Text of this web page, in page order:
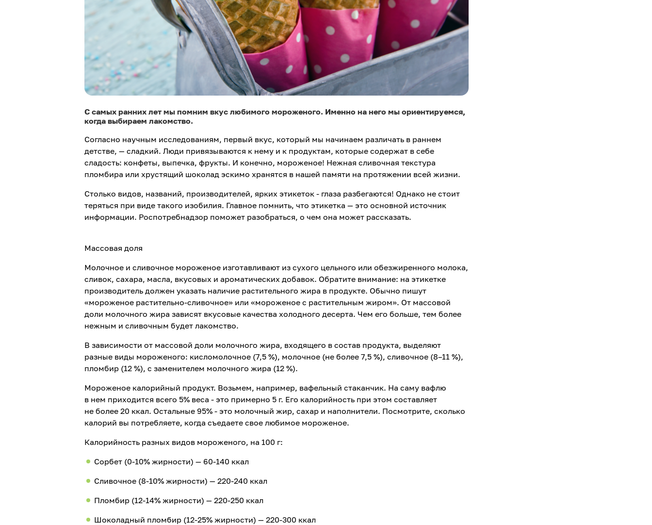
С самых ранних лет мы помним вкус любимого мороженого. Именно на него мы ориентируемся,
когда выбираем лакомство.
Согласно научным исследованиям, первый вкус, который мы начинаем различать в раннем
детстве, — сладкий. Люди привязываются к нему и к продуктам, которые содержат в себе
сладость: конфеты, выпечка, фрукты. И конечно, мороженое! Нежная сливочная текстура
пломбира или хрустящий шоколад эскимо хранятся в нашей памяти на протяжении всей жизни.
Столько видов, названий, производителей, ярких этикеток - глаза разбегаются! Однако не стоит
теряться при виде такого изобилия. Главное помнить, что этикетка — это основной источник
информации. Роспотребнадзор поможет разобраться, о чем она может рассказать.
Массовая доля
Молочное и сливочное мороженое изготавливают из сухого цельного или обезжиренного молока,
сливок, сахара, масла, вкусовых и ароматических добавок. Обратите внимание: на этикетке
производитель должен указать наличие растительного жира в продукте. Обычно пишут
«мороженое растительно-сливочное» или «мороженое с растительным жиром». От массовой
доли молочного жира зависят вкусовые качества холодного десерта. Чем его больше, тем более
нежным и сливочным будет лакомство.
В зависимости от массовой доли молочного жира, входящего в состав продукта, выделяют
разные виды мороженого: кисломолочное (7,5 %), молочное (не более 7,5 %), сливочное (8–11 %),
пломбир (12 %), с заменителем молочного жира (12 %).
Мороженое калорийный продукт. Возьмем, например, вафельный стаканчик. На саму вафлю
в нем приходится всего 5% веса - это примерно 5 г. Его калорийность при этом составляет
не более 20 ккал. Остальные 95% - это молочный жир, сахар и наполнители. Посмотрите, сколько
калорий вы потребляете, когда съедаете свое любимое мороженое.
Калорийность разных видов мороженого, на 100 г:
Сорбет (0-10% жирности) — 60-140 ккал
Сливочное (8-10% жирности) — 220-240 ккал
Пломбир (12-14% жирности) — 220-250 ккал
Шоколадный пломбир (12-25% жирности) — 220-300 ккал